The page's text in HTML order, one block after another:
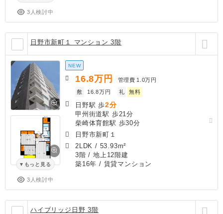
3人検討中
日野市新町１ マンション 3階
もっと見る
3人検討中
NEW
16.8万円 管理費 1.0万円
敷
16.8万円 礼 無料
日野駅 歩2分
甲州街道駅 歩21分
柴崎体育館駅 歩30分
日野市新町１
2LDK / 53.93m²
3階 / 地上12階建
築16年 / 賃貸マンション
ハイブリッジ日野 3階